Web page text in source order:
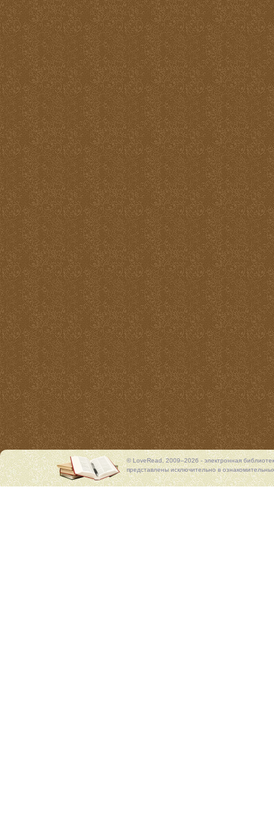
© LoveRead, 2009–2026 - электронная
представлены исключительно в